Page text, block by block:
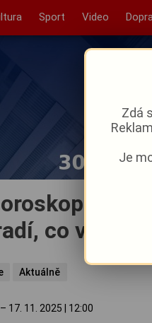
Sport Video
co vás čeká
Aktuálně
– 17. 11. 2025 12:00
Zdá
Je